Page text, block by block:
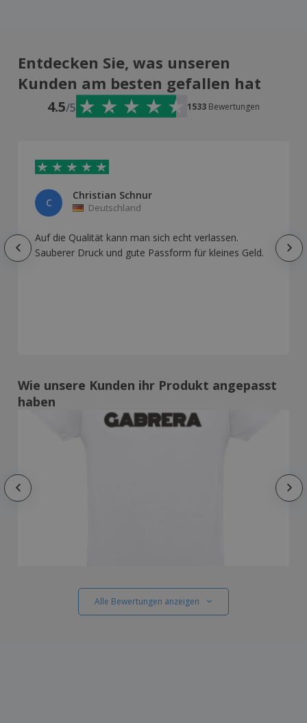
Entdecken Sie, was unseren
Kunden am besten gefallen hat
4.5/5 1533 Bewertungen
C
Christian Schnur
Deutschland
Auf die Qualität kann man sich echt verlassen.
Sauberer Druck und gute Passform für kleines Geld.
Wie unsere Kunden ihr Produkt angepasst
haben
Alle Bewertungen anzeigen